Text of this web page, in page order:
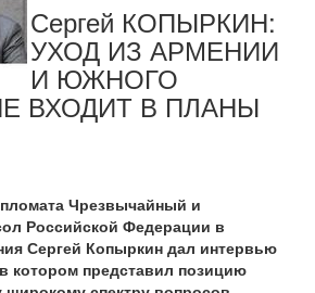
Сергей КОПЫРКИН:
УХОД ИЗ АРМЕНИИ
И ЮЖНОГО
ВХОДИТ В ПЛАНЫ
Чрезвычайный и
Российской Федерации в
Сергей Копыркин дал интервью
котором представил позицию